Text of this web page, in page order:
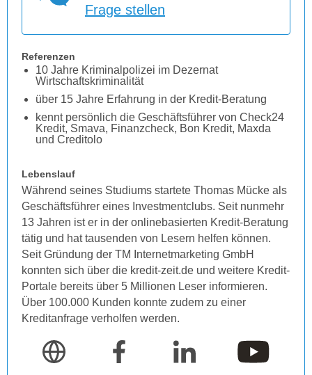
Frage stellen
Referenzen
10 Jahre Kriminalpolizei im Dezernat
Wirtschaftskriminalität
über 15 Jahre Erfahrung in der Kredit-Beratung
kennt persönlich die Geschäftsführer von Check24
Kredit, Smava, Finanzcheck, Bon Kredit, Maxda
und Creditolo
Lebenslauf
Während seines Studiums startete Thomas Mücke als
Geschäftsführer eines Investmentclubs. Seit nunmehr
13 Jahren ist er in der onlinebasierten Kredit-Beratung
tätig und hat tausenden von Lesern helfen können.
Seit Gründung der TM Internetmarketing GmbH
konnten sich über die kredit-zeit.de und weitere Kredit-
Portale bereits über 5 Millionen Leser informieren.
Über 100.000 Kunden konnte zudem zu einer
Kreditanfrage verholfen werden.